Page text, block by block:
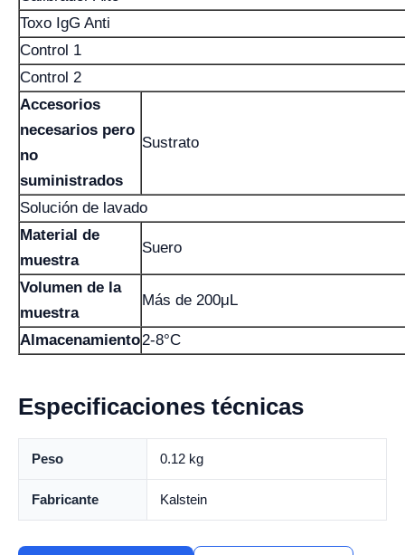
Toxo IgG Anti
Control 1
Control 2
Accesorios
necesarios pero
no
suministrados
Sustrato
Solución de lavado
Material de
muestra
Suero
Volumen de la
muestra
Más de 200μL
Almacenamiento2-8°C
Especificaciones técnicas
Peso 0.12 kg
Fabricante Kalstein